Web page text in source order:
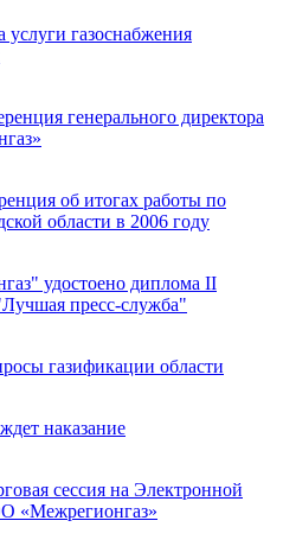
газоснабжения
генерального директора
об итогах работы по
области в 2006 году
удостоено диплома II
пресс-служба"
газификации области
наказание
сессия на Электронной
«Межрегионгаз»